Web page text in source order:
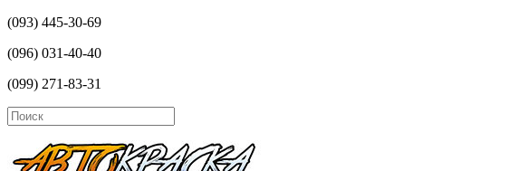
(093) 445-30-69
(096) 031-40-40
(099) 271-83-31